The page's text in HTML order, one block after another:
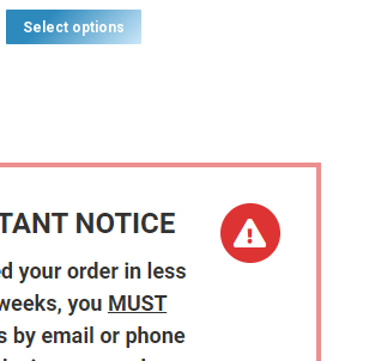
product
page
the
page
Select options